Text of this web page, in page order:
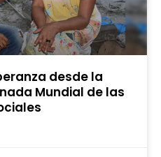
desde la
Mundial de las